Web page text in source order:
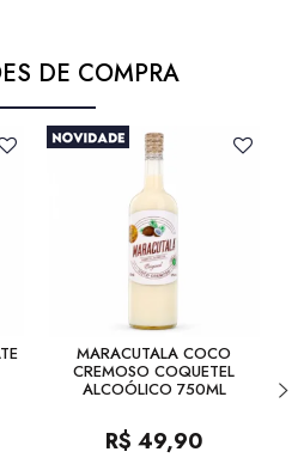
DE COMPRA
MARACUTALA COCO
CREMOSO COQUETEL
ALCOÓLICO 750ML
R$ 49,90